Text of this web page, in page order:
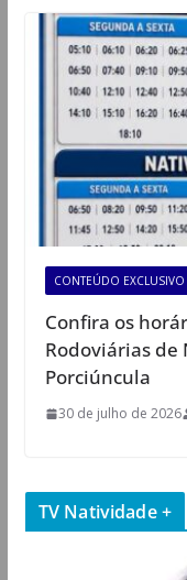
CONTEÚDO EXCLUSIVO
Confira os
Rodoviárias
Porciúncula
30 de julho de 2026
TV Natividade +